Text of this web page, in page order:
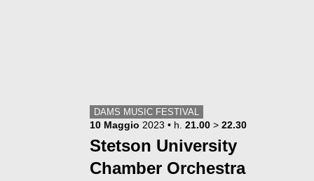
DAMS MUSIC FESTIVAL
10 Maggio 2023 • h. 21.00 > 22.30
Stetson University
Chamber Orchestra